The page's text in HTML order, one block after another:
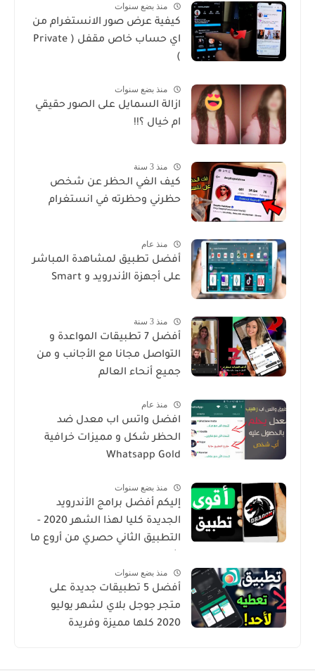
منذ بضع سنوات
كيفية عرض صور الانستغرام من
اي حساب خاص مقفل ( Private
)
منذ بضع سنوات
ازالة السمايل على الصور حقيقي
ام خيال ؟!!
منذ 3 سنة
كيف الغي الحظر عن شخص
حظرني وحظرته في انستغرام
منذ عام
أفضل تطبيق لمشاهدة المباشر
على أجهزة الأندرويد و Smart
منذ 3 سنة
أفضل 7 تطبيقات المواعدة و
التواصل مجانا مع الأجانب و من
جميع أنحاء العالم
منذ عام
افضل واتس اب معدل ضد
الحظر شكل و مميزات خرافية
Whatsapp Gold
منذ بضع سنوات
إليكم أفضل برامج الأندرويد
الجديدة كليا لهذا الشهر 2020 -
التطبيق الثاني حصري من أروع ما
منذ بضع سنوات
أفضل 5 تطبيقات جديدة على
متجر جوجل بلاي لشهر يوليو
2020 كلها مميزة وفريدة